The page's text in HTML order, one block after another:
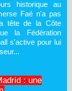
historique au
Faé n'a pas
tête de la Côte
la Fédération
s'active pour lui
: une